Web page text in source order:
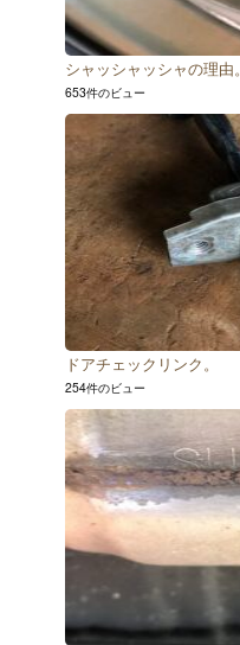
シャッシャッシャの理由。
653件のビュー
ドアチェックリンク。
254件のビュー